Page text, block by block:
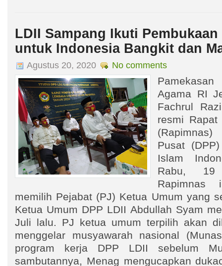
LDII Sampang Ikuti
untuk Indonesia Bangkit dan
Agustus 20, 2020 No comments
Agama RI
Fachrul
resmi Rapat
Pusat
Islam
Rabu, 19
Rapimnas
memilih Pejabat (PJ) Ketua Umum yang
Ketua Umum DPP LDII Abdullah Syam
Juli lalu. PJ ketua umum terpilih akan
menggelar musyawarah nasional
program kerja DPP LDII sebelum
sambutannya, Menag mengucapkan